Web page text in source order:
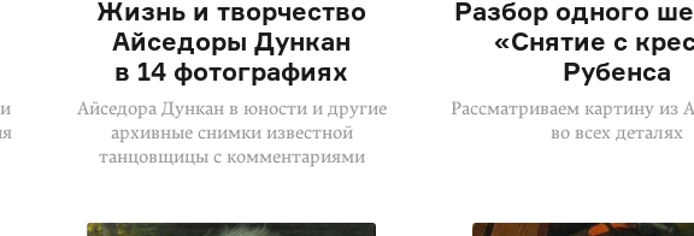
Жизнь и творчество
Айседоры Дункан
в 14 фотографиях
Айседора Дункан в юности и другие
архивные снимки известной
танцовщицы с комментариями
Разбор одного
«Снятие с
Рубенса
Рассматриваем картину из
во всех деталях